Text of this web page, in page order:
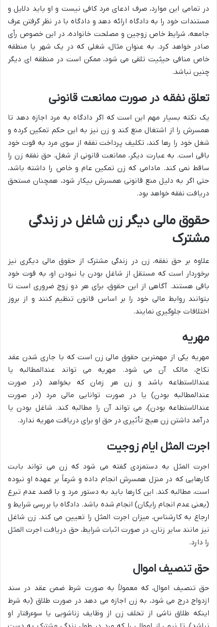
در تمامی این موارد، صرف ادعای مرد کافی نیست و او باید دلایل و
مستندات خود را به دادگاه ارائه دهد و دادگاه با در نظر گرفتن عرف
جامعه، شرایط خاص زوجین و مصلحت خانواده، در این خصوص رأی
صادر خواهد کرد. به عنوان مثال، شغلی که در یک شهر یا منطقه
خاص منافی حیثیت تلقی می شود، ممکن است در منطقه ای دیگر
چنین نباشد.
تعلق نفقه در صورت ممانعت قانونی
یک نکته بسیار مهم این است که اگر دادگاه به مرد اجازه دهد تا
همسرش را از اشتغال منع کند و زن نیز به این حکم تمکین کرده و
شغل خود را رها کند، تکلیف پرداخت نفقه از سوی مرد به قوت خود
باقی است. به عبارت دیگر، ممانعت قانونی از شغل، حق نفقه زن را
ساقط نمی کند. مادامی که زن تمکین عام و خاص را داشته باشد،
حتی اگر به دلیل منع قانونی همسرش بیکار شود، همچنان مستحق
دریافت نفقه خواهد بود.
حقوق مالی دیگر زن شاغل در زندگی
مشترک
علاوه بر حق نفقه، زن در زندگی مشترک از حقوق مالی دیگری نیز
برخوردار است که مستقل از شاغل بودن یا نبودن او، به قوت خود
باقی هستند. آگاهی از این حقوق، برای هر دو زوج ضروری است تا
بتوانند روابط مالی خود را بر اساس قانون تنظیم کنند و از بروز
اختلافات جلوگیری نمایند.
مهریه
مهریه یکی از مهمترین حقوق مالی زن است که با جاری شدن عقد
نکاح، مالک آن می شود. مهریه می تواند عندالمطالبه یا
عندالاستطاعه باشد و زن هر زمان که بخواهد (در صورت
عندالمطالبه بودن) یا در صورت توانایی مالی مرد (در صورت
عندالاستطاعه بودن)، می تواند آن را مطالبه کند. شاغل بودن یا
درآمد داشتن زن هیچ تأثیری در حق او برای دریافت مهریه ندارد.
اجرت المثل ایام زوجیت
اجرت المثل به دستمزدی گفته می شود که زن می تواند بابت
کارهایی که در منزل همسرش انجام داده و شرعاً بر عهده او نبوده
است، مطالبه کند. این کارها باید به دستور مرد و با قصد عدم تبرع
(یعنی عدم انجام رایگان) انجام شده باشد. دادگاه با بررسی شرایط و
ارجاع به کارشناس، میزان اجرت المثل را تعیین می کند. زن شاغل
نیز مانند سایر زنان، در صورت اثبات شرایط، حق دریافت اجرت المثل
را دارد.
حق تنصیف اموال
حق تنصیف اموال، که معمولاً به صورت شرط ضمن عقد در سند
ازدواج درج می شود، به زن اجازه می دهد در صورت طلاق (به شرط
اینکه طلاق ناشی از تخلف زن از وظایف زناشویی یا سوءرفتار او